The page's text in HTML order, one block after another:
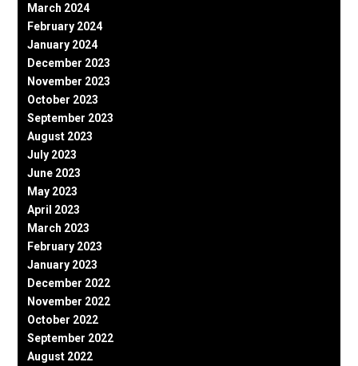
March 2024
February 2024
January 2024
December 2023
November 2023
October 2023
September 2023
August 2023
July 2023
June 2023
May 2023
April 2023
March 2023
February 2023
January 2023
December 2022
November 2022
October 2022
September 2022
August 2022